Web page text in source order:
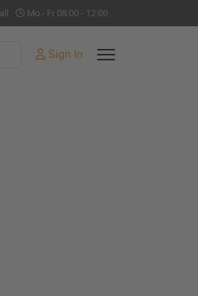
Mo - Fr 08:00 - 12:00
Sign In